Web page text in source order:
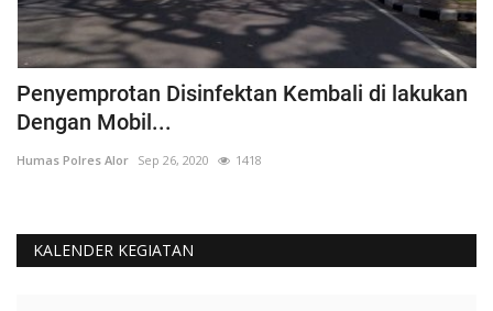
Penyemprotan Disinfektan Kembali di lakukan
Dengan Mobil...
Humas Polres Alor Sep 26, 2020 1418
KALENDER KEGIATAN